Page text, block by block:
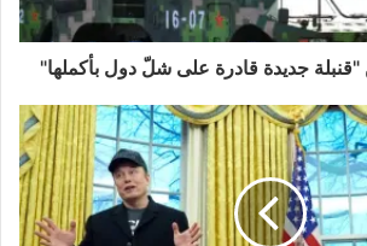
تشير هذه الخطوة إلى قلق
الرسوم الأميركية على قطاع
والذي يُعدّ من أعمدة صادراتها
به ملايين الأشخاص. وتمثل الولايات
أسواق السيارات الهندية
جديدة قادرة على شلّ دول بأكملها"